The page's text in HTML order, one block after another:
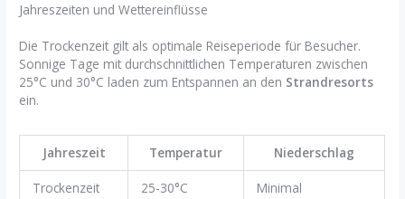
Jahreszeiten und Wettereinflüsse
Die Trockenzeit gilt als optimale Reiseperiode für Besucher.
Sonnige Tage mit durchschnittlichen Temperaturen zwischen
25°C und 30°C laden zum Entspannen an den Strandresorts
ein.
Jahreszeit Temperatur Niederschlag
Trockenzeit 25-30°C Minimal